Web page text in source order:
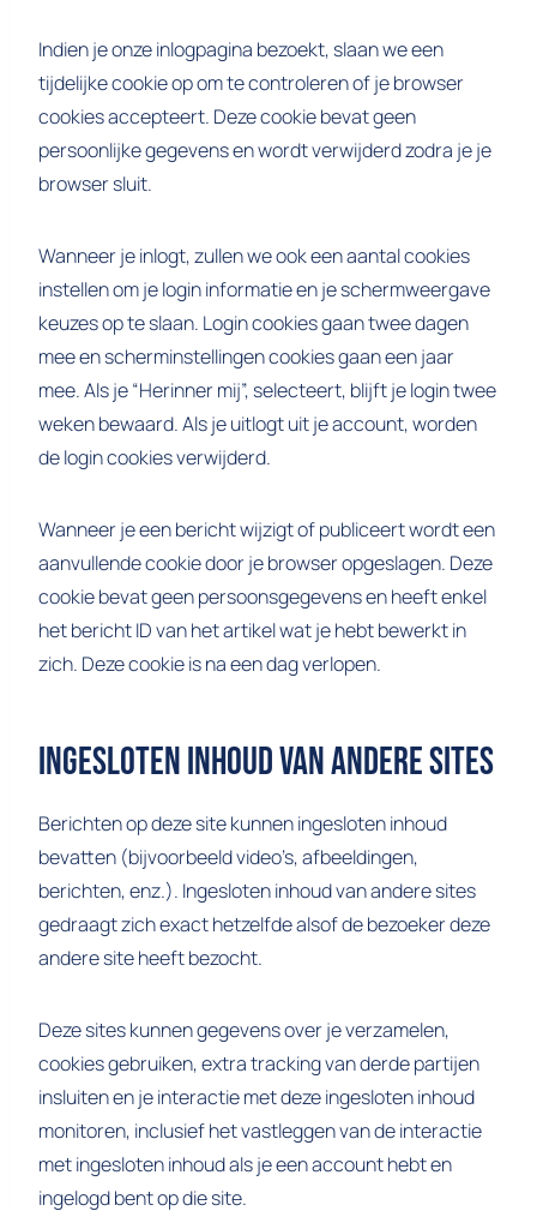
Indien je onze inlogpagina bezoekt, slaan we een
tijdelijke cookie op om te controleren of je browser
cookies accepteert. Deze cookie bevat geen
persoonlijke gegevens en wordt verwijderd zodra je je
browser sluit.
Wanneer je inlogt, zullen we ook een aantal cookies
instellen om je login informatie en je schermweergave
keuzes op te slaan. Login cookies gaan twee dagen
mee en scherminstellingen cookies gaan een jaar
mee. Als je “Herinner mij”, selecteert, blijft je login twee
weken bewaard. Als je uitlogt uit je account, worden
de login cookies verwijderd.
Wanneer je een bericht wijzigt of publiceert wordt een
aanvullende cookie door je browser opgeslagen. Deze
cookie bevat geen persoonsgegevens en heeft enkel
het bericht ID van het artikel wat je hebt bewerkt in
zich. Deze cookie is na een dag verlopen.
Ingesloten Inhoud Van Andere Sites
Berichten op deze site kunnen ingesloten inhoud
bevatten (bijvoorbeeld video’s, afbeeldingen,
berichten, enz.). Ingesloten inhoud van andere sites
gedraagt zich exact hetzelfde alsof de bezoeker deze
andere site heeft bezocht.
Deze sites kunnen gegevens over je verzamelen,
cookies gebruiken, extra tracking van derde partijen
insluiten en je interactie met deze ingesloten inhoud
monitoren, inclusief het vastleggen van de interactie
met ingesloten inhoud als je een account hebt en
ingelogd bent op die site.